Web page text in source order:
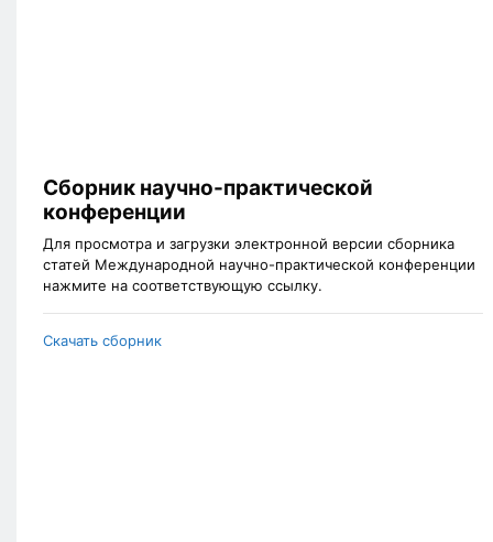
Сборник научно-практической
конференции
Для просмотра и загрузки электронной версии сборника
статей Международной научно-практической конференции
нажмите на соответствующую ссылку.
Скачать сборник